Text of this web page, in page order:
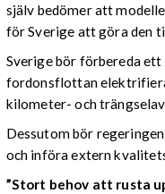
själv bedömer att
för Sverige att göra den
Sverige bör förbereda
fordonsflottan
kilometer- och
Dessutom bör
och införa extern
”Stort behov att rusta